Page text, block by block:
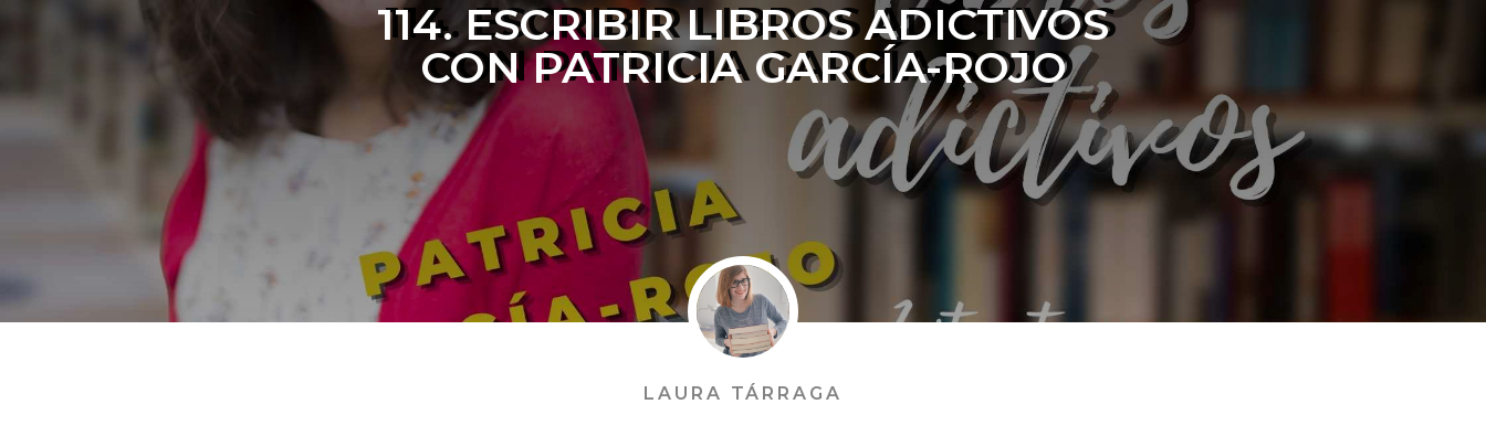
114. ESCRIBIR LIBROS ADICTIVOS
CON PATRICIA GARCÍA-ROJO
LAURA TÁRRAGA